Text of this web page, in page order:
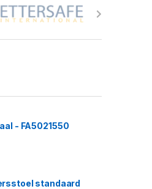
- FA5021550
standaard